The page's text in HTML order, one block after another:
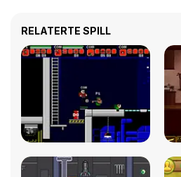
RELATERTE SPILL